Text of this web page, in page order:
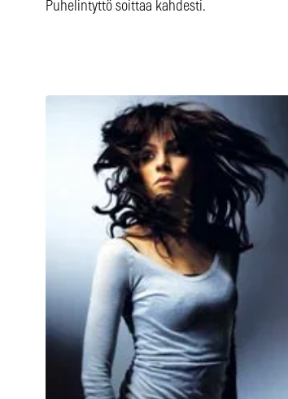
Puhelintyttö soittaa kahdesti.